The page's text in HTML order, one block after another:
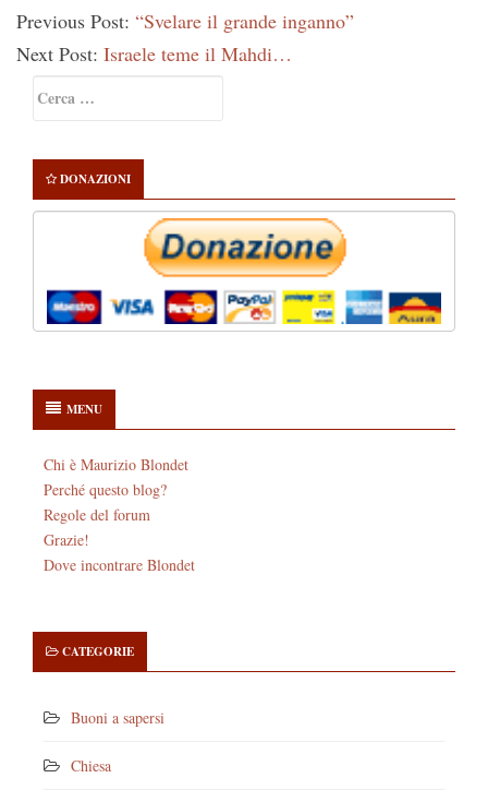
Previous Post: “Svelare il grande inganno”
Next Post: Israele teme il Mahdi…
Sidebar
per:
DONAZIONI
MENU
Chi è Maurizio Blondet
Perché questo blog?
Regole del forum
Grazie!
Dove incontrare Blondet
CATEGORIE
Buoni a sapersi
Chiesa